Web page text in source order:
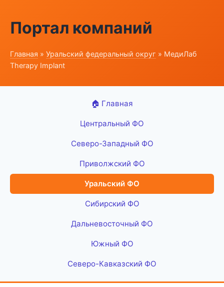
Портал компаний
Главная » Уральский федеральный округ » МедиЛаб
Therapy Implant
🏠 Главная
Центральный ФО
Северо-Западный ФО
Приволжский ФО
Уральский ФО
Сибирский ФО
Дальневосточный ФО
Южный ФО
Северо-Кавказский ФО